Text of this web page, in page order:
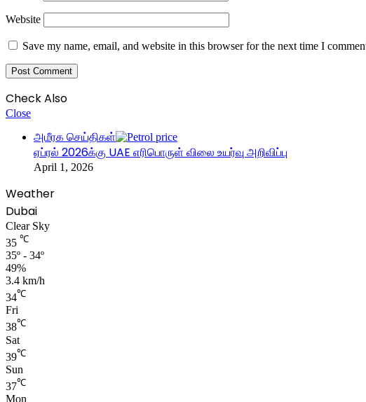
Website
Save my name, email, and website in this browser for the next time I
Check Also
Close
அமீரக செய்திகள்
ஏப்ரல் 2026க்கு UAE எரிபொருள் விலை உயர்வு அறிவிப்பு
April 1, 2026
Weather
Dubai
Clear Sky
35 ℃
35º - 34º
49%
3.4 km/h
34℃
Fri
38℃
Sat
39℃
Sun
37℃
Mon